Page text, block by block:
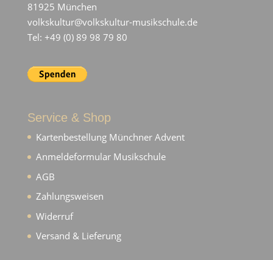
81925 München
volkskultur@volkskultur-musikschule.de
Tel: +49 (0) 89 98 79 80
Service & Shop
Kartenbestellung Münchner Advent
Anmeldeformular Musikschule
AGB
Zahlungsweisen
Widerruf
Versand & Lieferung